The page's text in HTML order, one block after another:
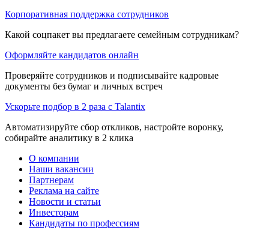
Корпоративная поддержка сотрудников
Какой соцпакет вы предлагаете семейным сотрудникам?
Оформляйте кандидатов онлайн
Проверяйте сотрудников и подписывайте кадровые
документы без бумаг и личных встреч
Ускорьте подбор в 2 раза с Talantix
Автоматизируйте сбор откликов, настройте воронку,
собирайте аналитику в 2 клика
О компании
Наши вакансии
Партнерам
Реклама на сайте
Новости и статьи
Инвесторам
Кандидаты по профессиям